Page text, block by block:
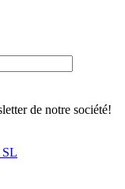
de notre société!